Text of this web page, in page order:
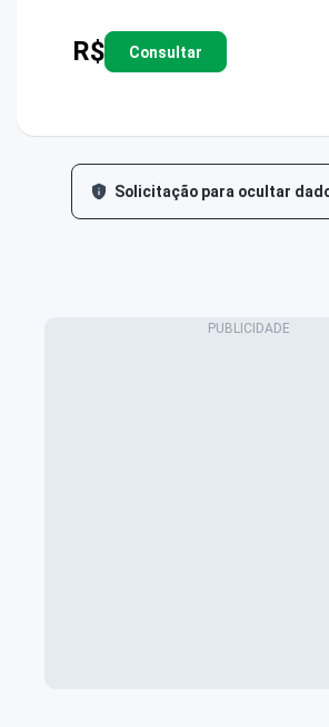
R$ Consultar
Solicitação para ocultar